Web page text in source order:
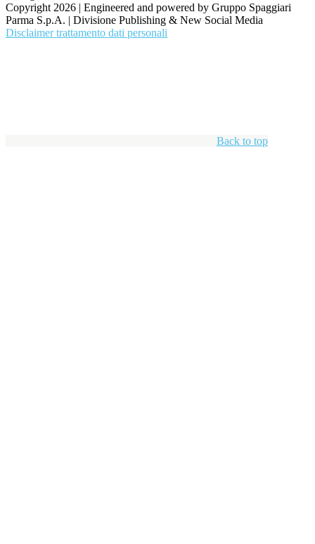
Copyright 2026 | Engineered and powered by Gruppo Spaggiari
Parma S.p.A. | Divisione Publishing & New Social Media
Disclaimer trattamento dati personali
Back to top